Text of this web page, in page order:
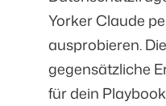
Yorker Claude
ausprobieren.
gegensätzliche
für dein